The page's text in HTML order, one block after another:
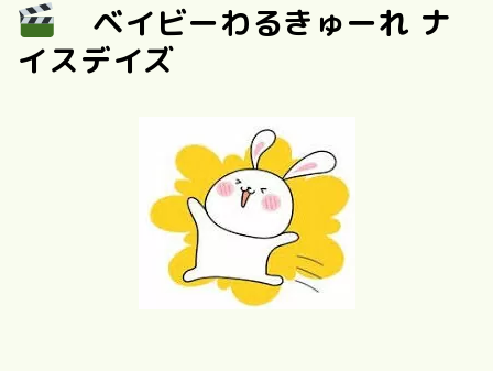
ベイビーわるきゅーれ ナ
イスデイズ